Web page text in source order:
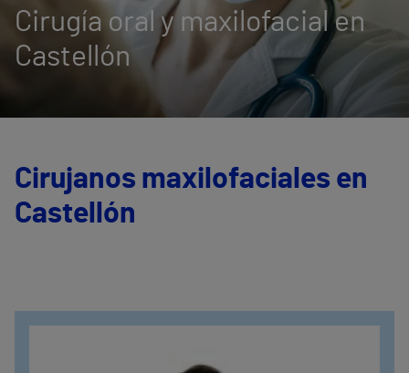
Cirugía oral y maxilofacial en
Castellón
Cirujanos maxilofaciales en
Castellón